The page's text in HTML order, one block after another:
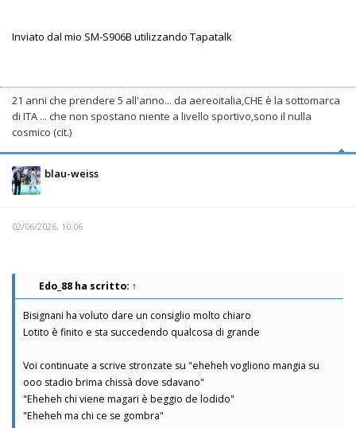
Inviato dal mio SM-S906B utilizzando Tapatalk
21 anni che prendere 5 all'anno... da aereoitalia,CHE è la sottomarca
di ITA ... che non spostano niente a livello sportivo,sono il nulla
cosmico (cit.)
blau-weiss
02/06/2026, 10:06
Edo_88 ha scritto: ↑
Bisignani ha voluto dare un consiglio molto chiaro
Lotito è finito e sta succedendo qualcosa di grande
Voi continuate a scrive stronzate su "eheheh vogliono mangia su
ooo stadio brima chissà dove sdavano"
"Eheheh chi viene magari è beggio de lodido"
"Eheheh ma chi ce se gombra"